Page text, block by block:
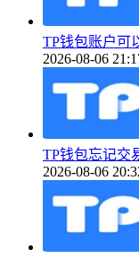
TP钱包账户可
2026-08-06
TP钱包忘记交
2026-08-06